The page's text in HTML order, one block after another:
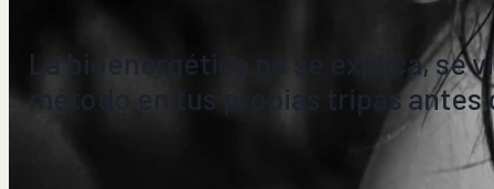
La bioenergética no se explica, se
método en tus propias tripas antes